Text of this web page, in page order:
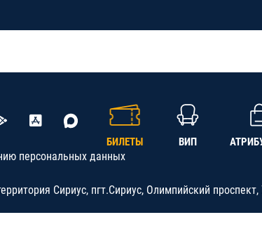
БИЛЕТЫ ВИП
персональных данных
Сириус, пгт.Сириус, Олимпийский